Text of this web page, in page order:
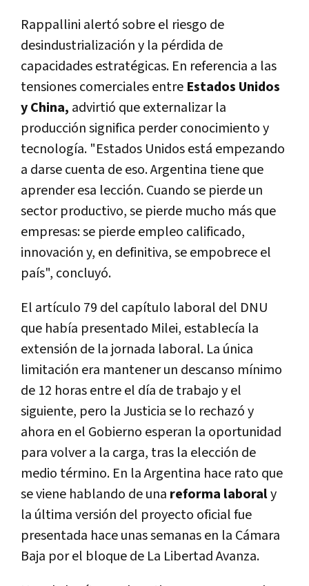
Rappallini alertó sobre el riesgo de
desindustrialización y la pérdida de
capacidades estratégicas. En referencia a las
tensiones comerciales entre Estados Unidos
y China, advirtió que externalizar la
producción significa perder conocimiento y
tecnología. "Estados Unidos está empezando
a darse cuenta de eso. Argentina tiene que
aprender esa lección. Cuando se pierde un
sector productivo, se pierde mucho más que
empresas: se pierde empleo calificado,
innovación y, en definitiva, se empobrece el
país", concluyó.
El artículo 79 del capítulo laboral del DNU
que había presentado Milei, establecía la
extensión de la jornada laboral. La única
limitación era mantener un descanso mínimo
de 12 horas entre el día de trabajo y el
siguiente, pero la Justicia se lo rechazó y
ahora en el Gobierno esperan la oportunidad
para volver a la carga, tras la elección de
medio término. En la Argentina hace rato que
se viene hablando de una reforma laboraly
la última versión del proyecto oficial fue
presentada hace unas semanas en la Cámara
Baja por el bloque de La Libertad Avanza.